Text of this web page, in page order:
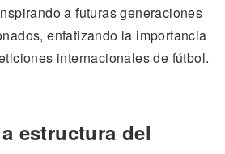
a futuras generaciones
enfatizando la importancia
internacionales de fútbol.
estructura del